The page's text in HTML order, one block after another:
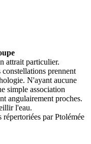
attrait particulier.
constellations prennent
N'ayant aucune
simple association
angulairement proches.
l'eau.
répertoriées parPtolémée